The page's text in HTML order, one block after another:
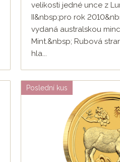
velikosti jedné unce z
II&nbsp;pro rok
vydaná australskou
Mint.&nbsp; Rubová
hla...
Poslední kus